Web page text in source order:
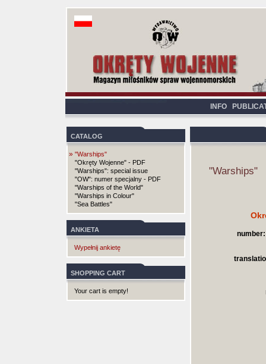
INFO
CATALOG
» "Warships"
"Okręty Wojenne" - PDF
"Warships": special issue
"OW": numer specjalny - PDF
"Warships of the World"
"Warships in Colour"
"Sea Battles"
ANKIETA
Wypełnij ankietę
SHOPPING CART
Your cart is empty!
"Warships"
number: